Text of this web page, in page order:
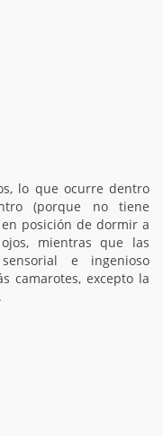
lo que ocurre dentro
(porque no tiene
posición de dormir a
mientras que las
e ingenioso
camarotes, excepto la